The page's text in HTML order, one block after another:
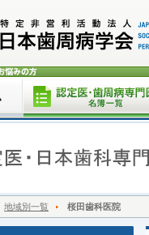
地域別一覧 桜田歯科医院